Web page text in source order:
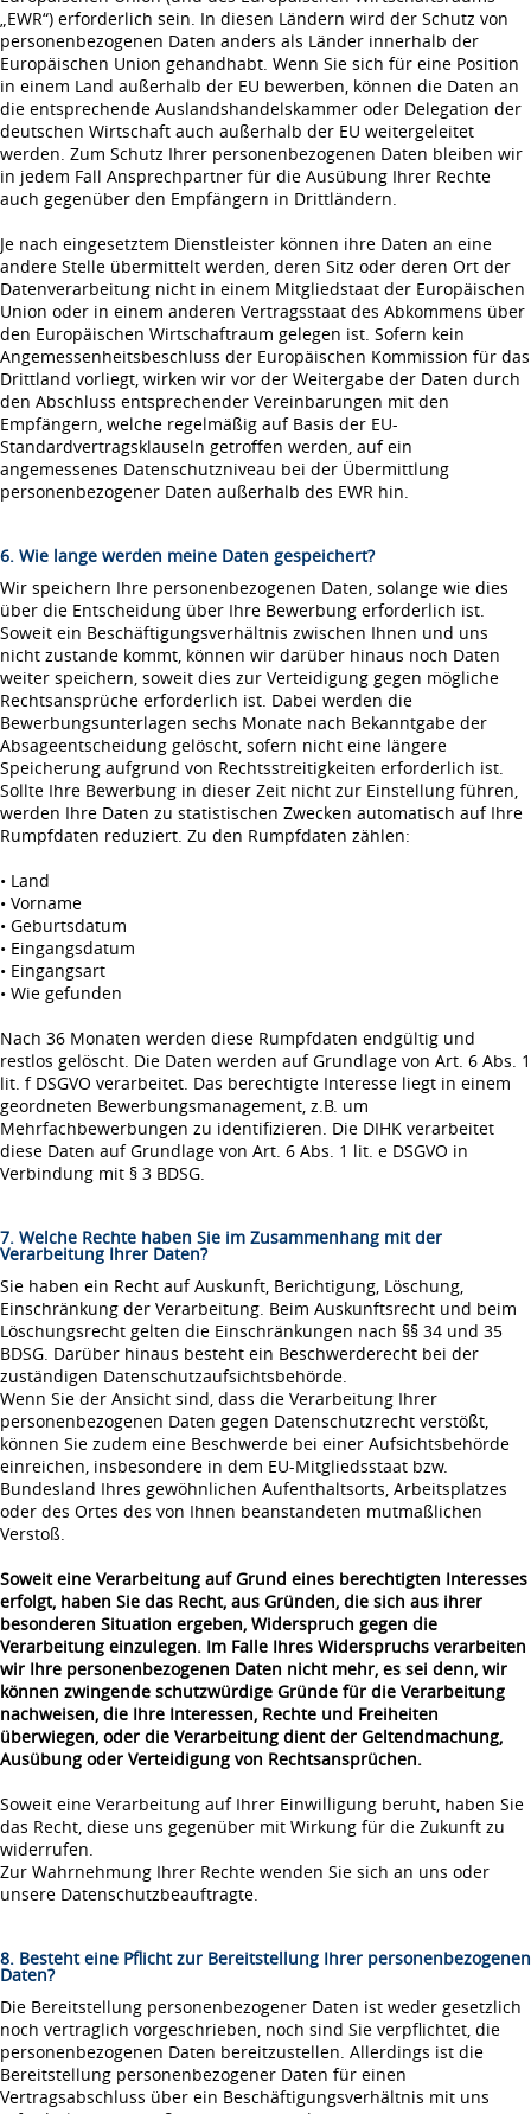
„EWR“) erforderlich sein. In diesen Ländern wird der Schutz von
personenbezogenen Daten anders als Länder innerhalb der
Europäischen Union gehandhabt. Wenn Sie sich für eine Position
in einem Land außerhalb der EU bewerben, können die Daten an
die entsprechende Auslandshandelskammer oder Delegation der
deutschen Wirtschaft auch außerhalb der EU weitergeleitet
werden. Zum Schutz Ihrer personenbezogenen Daten bleiben wir
in jedem Fall Ansprechpartner für die Ausübung Ihrer Rechte
auch gegenüber den Empfängern in Drittländern.
Je nach eingesetztem Dienstleister können ihre Daten an eine
andere Stelle übermittelt werden, deren Sitz oder deren Ort der
Datenverarbeitung nicht in einem Mitgliedstaat der Europäischen
Union oder in einem anderen Vertragsstaat des Abkommens über
den Europäischen Wirtschaftraum gelegen ist. Sofern kein
Angemessenheitsbeschluss der Europäischen Kommission für das
Drittland vorliegt, wirken wir vor der Weitergabe der Daten durch
den Abschluss entsprechender Vereinbarungen mit den
Empfängern, welche regelmäßig auf Basis der EU-
Standardvertragsklauseln getroffen werden, auf ein
angemessenes Datenschutzniveau bei der Übermittlung
personenbezogener Daten außerhalb des EWR hin.
6. Wie lange werden meine Daten gespeichert?
Wir speichern Ihre personenbezogenen Daten, solange wie dies
über die Entscheidung über Ihre Bewerbung erforderlich ist.
Soweit ein Beschäftigungsverhältnis zwischen Ihnen und uns
nicht zustande kommt, können wir darüber hinaus noch Daten
weiter speichern, soweit dies zur Verteidigung gegen mögliche
Rechtsansprüche erforderlich ist. Dabei werden die
Bewerbungsunterlagen sechs Monate nach Bekanntgabe der
Absageentscheidung gelöscht, sofern nicht eine längere
Speicherung aufgrund von Rechtsstreitigkeiten erforderlich ist.
Sollte Ihre Bewerbung in dieser Zeit nicht zur Einstellung führen,
werden Ihre Daten zu statistischen Zwecken automatisch auf Ihre
Rumpfdaten reduziert. Zu den Rumpfdaten zählen:
• Land
• Vorname
• Geburtsdatum
• Eingangsdatum
• Eingangsart
• Wie gefunden
Nach 36 Monaten werden diese Rumpfdaten endgültig und
restlos gelöscht. Die Daten werden auf Grundlage von Art. 6 Abs. 1
lit. f DSGVO verarbeitet. Das berechtigte Interesse liegt in einem
geordneten Bewerbungsmanagement, z.B. um
Mehrfachbewerbungen zu identifizieren. Die DIHK verarbeitet
diese Daten auf Grundlage von Art. 6 Abs. 1 lit. e DSGVO in
Verbindung mit § 3 BDSG.
7. Welche Rechte haben Sie im Zusammenhang mit der
Verarbeitung Ihrer Daten?
Sie haben ein Recht auf Auskunft, Berichtigung, Löschung,
Einschränkung der Verarbeitung. Beim Auskunftsrecht und beim
Löschungsrecht gelten die Einschränkungen nach §§ 34 und 35
BDSG. Darüber hinaus besteht ein Beschwerderecht bei der
zuständigen Datenschutzaufsichtsbehörde.
Wenn Sie der Ansicht sind, dass die Verarbeitung Ihrer
personenbezogenen Daten gegen Datenschutzrecht verstößt,
können Sie zudem eine Beschwerde bei einer Aufsichtsbehörde
einreichen, insbesondere in dem EU-Mitgliedsstaat bzw.
Bundesland Ihres gewöhnlichen Aufenthaltsorts, Arbeitsplatzes
oder des Ortes des von Ihnen beanstandeten mutmaßlichen
Verstoß.
Soweit eine Verarbeitung auf Grund eines berechtigten Interesses
erfolgt, haben Sie das Recht, aus Gründen, die sich aus ihrer
besonderen Situation ergeben, Widerspruch gegen die
Verarbeitung einzulegen. Im Falle Ihres Widerspruchs verarbeiten
wir Ihre personenbezogenen Daten nicht mehr, es sei denn, wir
können zwingende schutzwürdige Gründe für die Verarbeitung
nachweisen, die Ihre Interessen, Rechte und Freiheiten
überwiegen, oder die Verarbeitung dient der Geltendmachung,
Ausübung oder Verteidigung von Rechtsansprüchen.
Soweit eine Verarbeitung auf Ihrer Einwilligung beruht, haben Sie
das Recht, diese uns gegenüber mit Wirkung für die Zukunft zu
widerrufen.
Zur Wahrnehmung Ihrer Rechte wenden Sie sich an uns oder
unsere Datenschutzbeauftragte.
8. Besteht eine Pflicht zur Bereitstellung Ihrer personenbezogenen
Daten?
Die Bereitstellung personenbezogener Daten ist weder gesetzlich
noch vertraglich vorgeschrieben, noch sind Sie verpflichtet, die
personenbezogenen Daten bereitzustellen. Allerdings ist die
Bereitstellung personenbezogener Daten für einen
Vertragsabschluss über ein Beschäftigungsverhältnis mit uns